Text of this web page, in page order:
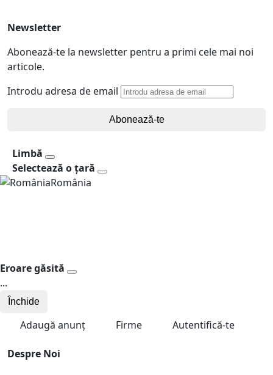
Newsletter
Abonează-te la newsletter pentru a primi cele mai noi
articole.
Introdu adresa de email
Abonează-te
Limbă
Selectează o țară
România
Eroare găsită
...
Închide
Adaugă anunț Firme Autentifică-te
Despre Noi